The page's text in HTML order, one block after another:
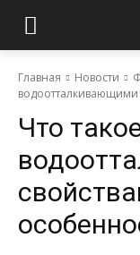
Главная Новости
водоотталкивающими
Что